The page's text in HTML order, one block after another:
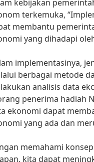
kebijakan
terkemuka,
membantu
yang dihadapi
implementasinya,
berbagai metode
analisis data
penerima hadiah
ekonomi dapat
yang ada dan
memahami
kita dapat